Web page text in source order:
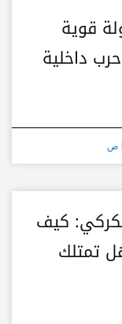
قوية
داخلية
كيف
تمتلك